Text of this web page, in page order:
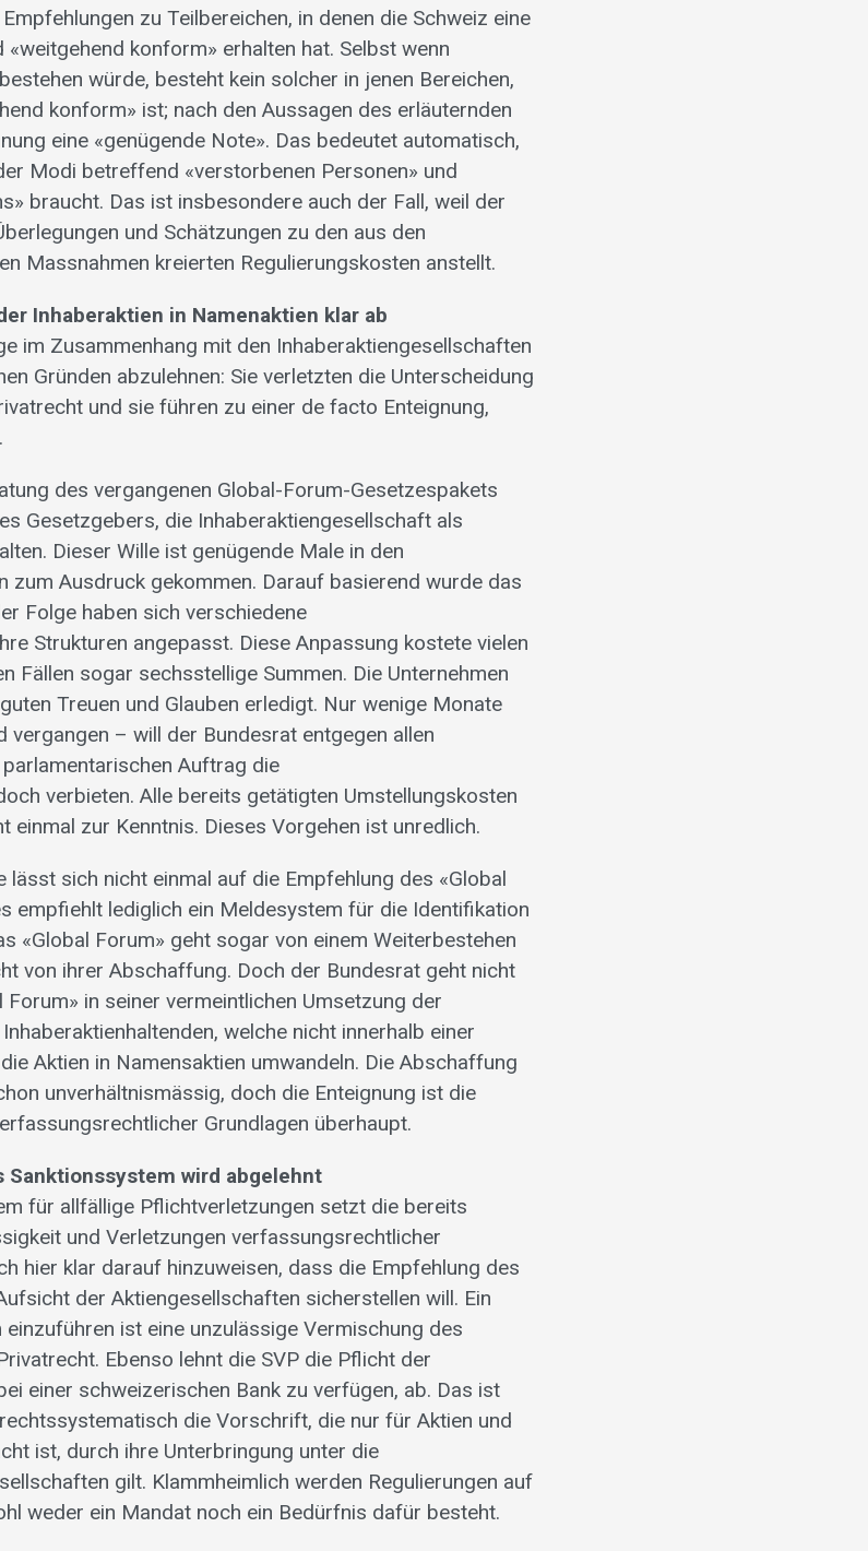
zu Teilbereichen, in denen die Schweiz eine
konform» erhalten hat. Selbst wenn
würde, besteht kein solcher in jenen Bereichen,
konform» ist; nach den Aussagen des erläuternden
eine «genügende Note». Das bedeutet automatisch,
Modi betreffend «verstorbenen Personen» und
braucht. Das ist insbesondere auch der Fall, weil der
und Schätzungen zu den aus den
Massnahmen kreierten Regulierungskosten anstellt.
Inhaberaktien in Namenaktien klar ab
im Zusammenhang mit den Inhaberaktiengesellschaften
Gründen abzulehnen: Sie verletzten die Unterscheidung
und sie führen zu einer de facto Enteignung,
des vergangenen Global-Forum-Gesetzespakets
Gesetzgebers, die Inhaberaktiengesellschaft als
Dieser Wille ist genügende Male in den
zum Ausdruck gekommen. Darauf basierend wurde das
Folge haben sich verschiedene
Strukturen angepasst. Diese Anpassung kostete vielen
Fällen sogar sechsstellige Summen. Die Unternehmen
Treuen und Glauben erledigt. Nur wenige Monate
– will der Bundesrat entgegen allen
Auftrag die
verbieten. Alle bereits getätigten Umstellungskosten
einmal zur Kenntnis. Dieses Vorgehen ist unredlich.
lässt sich nicht einmal auf die Empfehlung des «Global
empfiehlt lediglich ein Meldesystem für die Identifikation
«Global Forum» geht sogar von einem Weiterbestehen
von ihrer Abschaffung. Doch der Bundesrat geht nicht
in seiner vermeintlichen Umsetzung der
welche nicht innerhalb einer
Aktien in Namensaktien umwandeln. Die Abschaffung
unverhältnismässig, doch die Enteignung ist die
Grundlagen überhaupt.
Sanktionssystem wird abgelehnt
für allfällige Pflichtverletzungen setzt die bereits
und Verletzungen verfassungsrechtlicher
hier klar darauf hinzuweisen, dass die Empfehlung des
der Aktiengesellschaften sicherstellen will. Ein
ist eine unzulässige Vermischung des
Ebenso lehnt die SVP die Pflicht der
einer schweizerischen Bank zu verfügen, ab. Das ist
die Vorschrift, die nur für Aktien und
ist, durch ihre Unterbringung unter die
gilt. Klammheimlich werden Regulierungen auf
weder ein Mandat noch ein Bedürfnis dafür besteht.